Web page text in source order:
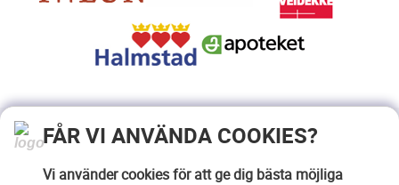
FÅR VI ANVÄNDA COOKIES?
Vi använder cookies för att ge dig bästa möjliga